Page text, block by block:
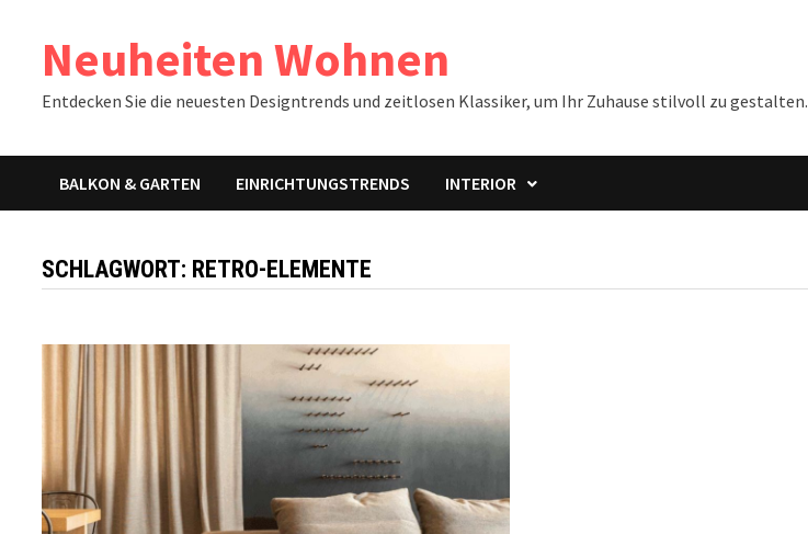
Inhalt
springenNeuheiten Wohnen
Entdecken Sie die neuesten Designtrends und zeitlosen Klassiker, um Ihr Zuhause stilvoll zu gestalten.
BALKON & GARTEN EINRICHTUNGSTRENDS INTERIOR
SCHLAGWORT: RETRO-ELEMENTE